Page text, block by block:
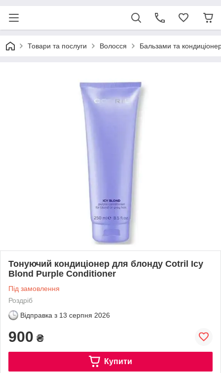
Товари та послуги Волосся Бальзами та
Тонуючий кондиціонер для блонду Cotril Icy
Blond Purple Conditioner
Під замовлення
Роздріб
Відправка з 13 серпня 2026
900 ₴
Купити